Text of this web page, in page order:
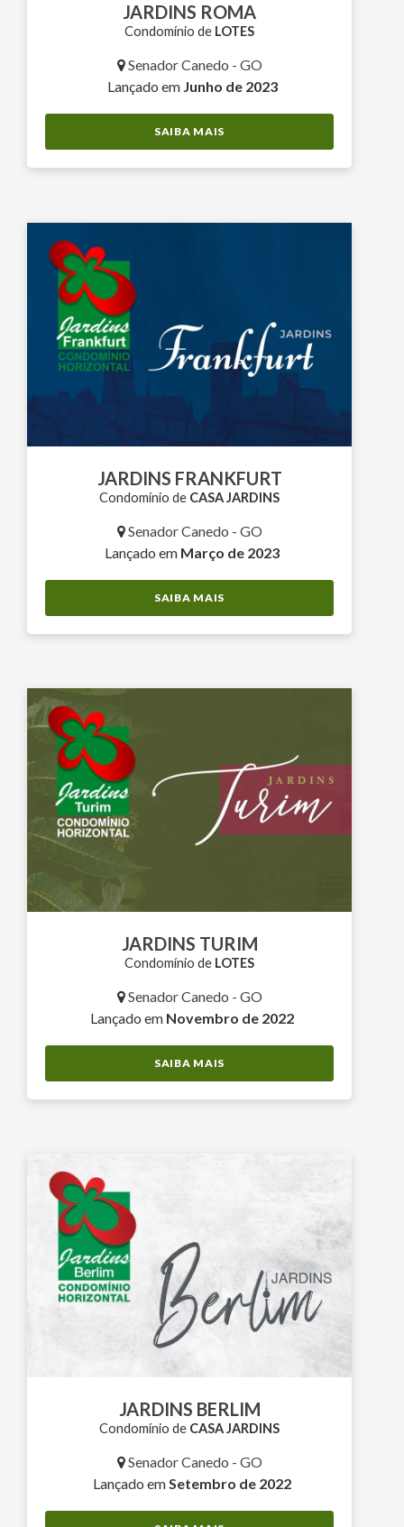
JARDINS ROMA
Condomínio de LOTES
Senador Canedo - GO
Lançado em Junho de 2023
SAIBA MAIS
JARDINS FRANKFURT
Condomínio de CASA JARDINS
Senador Canedo - GO
Lançado em Março de 2023
SAIBA MAIS
JARDINS TURIM
Condomínio de LOTES
Senador Canedo - GO
Lançado em Novembro de 2022
SAIBA MAIS
JARDINS BERLIM
Condomínio de CASA JARDINS
Senador Canedo - GO
Lançado emSetembro de 2022